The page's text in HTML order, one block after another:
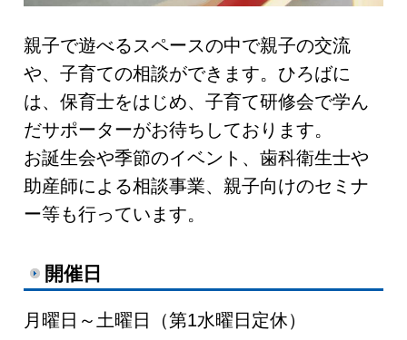
親子で遊べるスペースの中で親子の交流
や、子育ての相談ができます。ひろばに
は、保育士をはじめ、子育て研修会で学ん
だサポーターがお待ちしております。
お誕生会や季節のイベント、歯科衛生士や
助産師による相談事業、親子向けのセミナ
ー等も行っています。
開催日
月曜日～土曜日（第1水曜日定休）